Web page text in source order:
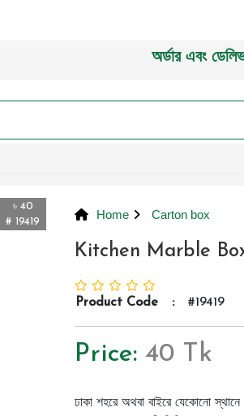
অর্ডার এবং ডেলিভারী
৳ 40
# 19419
Home Carton box
Kitchen Marble
Product Code : #19419
Price: 40 Tk
ঢাকা শহরে অথবা বাইরে যেকোনো